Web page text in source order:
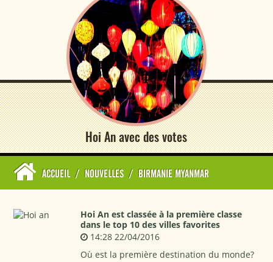
Hoi An avec des votes
ACCUEIL / NOUVELLES / BIRMANIE MYANMAR
Hoi An est classée à la première classe
dans le top 10 des villes favorites
14:28 22/04/2016
Où est la première destination du monde?